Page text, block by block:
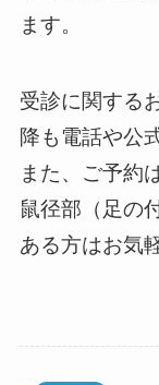
ます。
受診に関する
降も電話や公
また、ご予約
鼠径部（足の
ある方はお気